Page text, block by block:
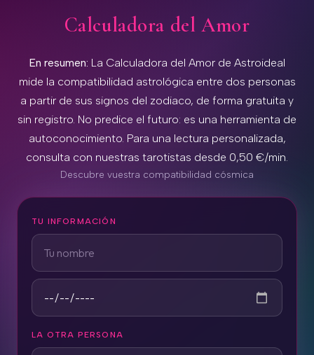
Calculadora del Amor
En resumen: La Calculadora del Amor de Astroideal
mide la compatibilidad astrológica entre dos personas
a partir de sus signos del zodiaco, de forma gratuita y
sin registro. No predice el futuro: es una herramienta de
autoconocimiento. Para una lectura personalizada,
consulta con nuestras tarotistas desde 0,50 €/min.
Descubre vuestra compatibilidad cósmica
TU INFORMACIÓN
LA OTRA PERSONA